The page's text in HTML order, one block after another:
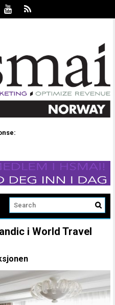
i World Travel